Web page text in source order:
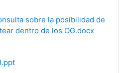
sobre la posibilidad de
dentro de los OG.docx